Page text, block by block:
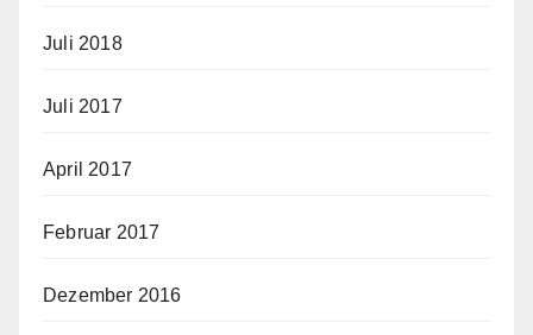
Juli 2018
Juli 2017
April 2017
Februar 2017
Dezember 2016